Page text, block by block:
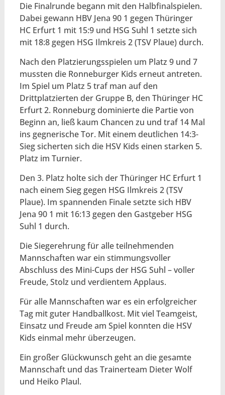
Die Finalrunde begann mit den Halbfinalspielen.
Dabei gewann HBV Jena 90 1 gegen Thüringer
HC Erfurt 1 mit 15:9 und HSG Suhl 1 setzte sich
mit 18:8 gegen HSG Ilmkreis 2 (TSV Plaue) durch.
Nach den Platzierungsspielen um Platz 9 und 7
mussten die Ronneburger Kids erneut antreten.
Im Spiel um Platz 5 traf man auf den
Drittplatzierten der Gruppe B, den Thüringer HC
Erfurt 2. Ronneburg dominierte die Partie von
Beginn an, ließ kaum Chancen zu und traf 14 Mal
ins gegnerische Tor. Mit einem deutlichen 14:3-
Sieg sicherten sich die HSV Kids einen starken 5.
Platz im Turnier.
Den 3. Platz holte sich der Thüringer HC Erfurt 1
nach einem Sieg gegen HSG Ilmkreis 2 (TSV
Plaue). Im spannenden Finale setzte sich HBV
Jena 90 1 mit 16:13 gegen den Gastgeber HSG
Suhl 1 durch.
Die Siegerehrung für alle teilnehmenden
Mannschaften war ein stimmungsvoller
Abschluss des Mini-Cups der HSG Suhl – voller
Freude, Stolz und verdientem Applaus.
Für alle Mannschaften war es ein erfolgreicher
Tag mit guter Handballkost. Mit viel Teamgeist,
Einsatz und Freude am Spiel konnten die HSV
Kids einmal mehr überzeugen.
Ein großer Glückwunsch geht an die gesamte
Mannschaft und das Trainerteam Dieter Wolf
und Heiko Plaul.